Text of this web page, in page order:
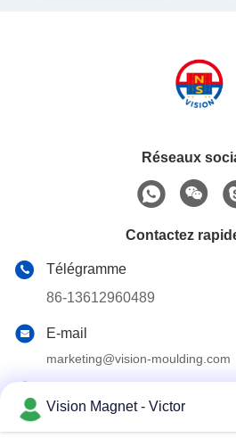
Réseaux
Contactez
Télégramme
86-13612960489
E-mail
marketing@vision-moulding.com
3/F, Bldg F, parc industriel Hui
ville de Fenggang, ville de
Vision Magnet - Victor